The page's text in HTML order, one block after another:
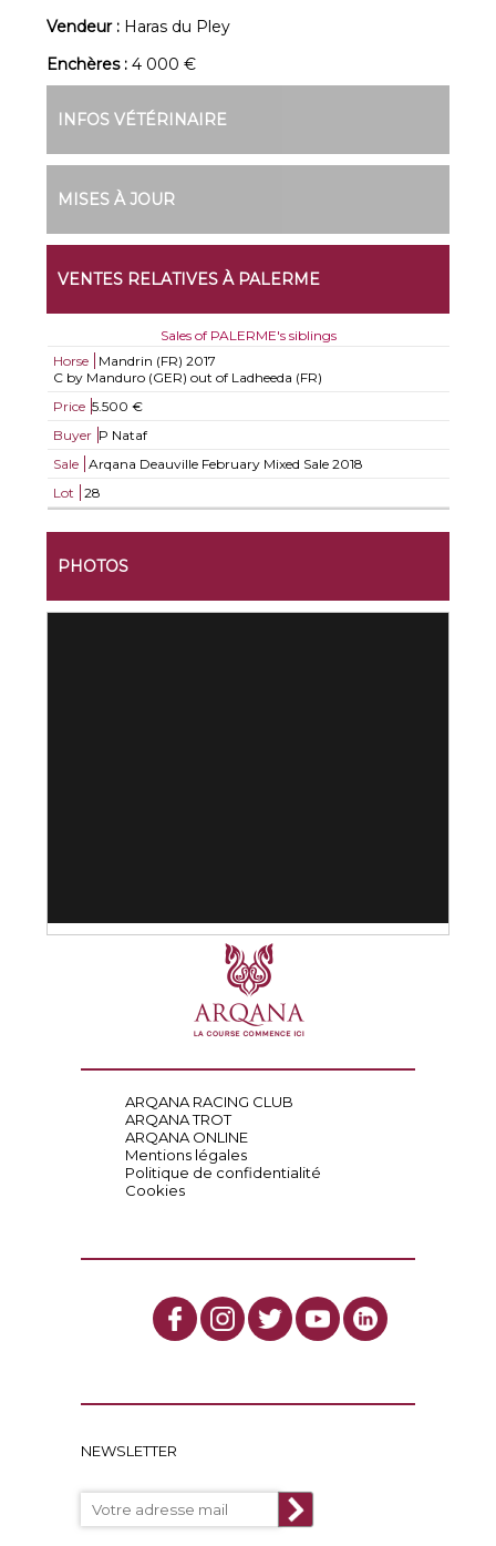
Vendeur : Haras du Pley
Enchères :4 000 €
INFOS VÉTÉRINAIRE
MISES À JOUR
VENTES RELATIVES À PALERME
Sales of PALERME's siblings
Horse
Mandrin (FR) 2017
C by Manduro (GER) out of Ladheeda (FR)
Price 5.500 €
Buyer P Nataf
Sale
Arqana Deauville February Mixed Sale 2018
Lot
28
PHOTOS
ARQANA RACING CLUB
ARQANA TROT
ARQANA ONLINE
Mentions légales
Politique de confidentialité
Cookies
NEWSLETTER